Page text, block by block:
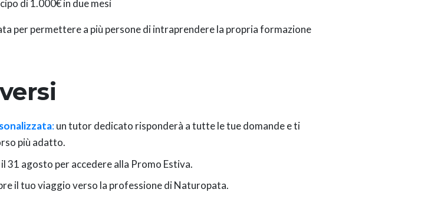
di 1.000€ in due mesi
per permettere a più persone di intraprendere la propria formazione
:un tutor dedicato risponderà a tutte le tue domande e ti
più adatto.
31 agosto per accedere alla Promo Estiva.
il tuo viaggio verso la professione di Naturopata.